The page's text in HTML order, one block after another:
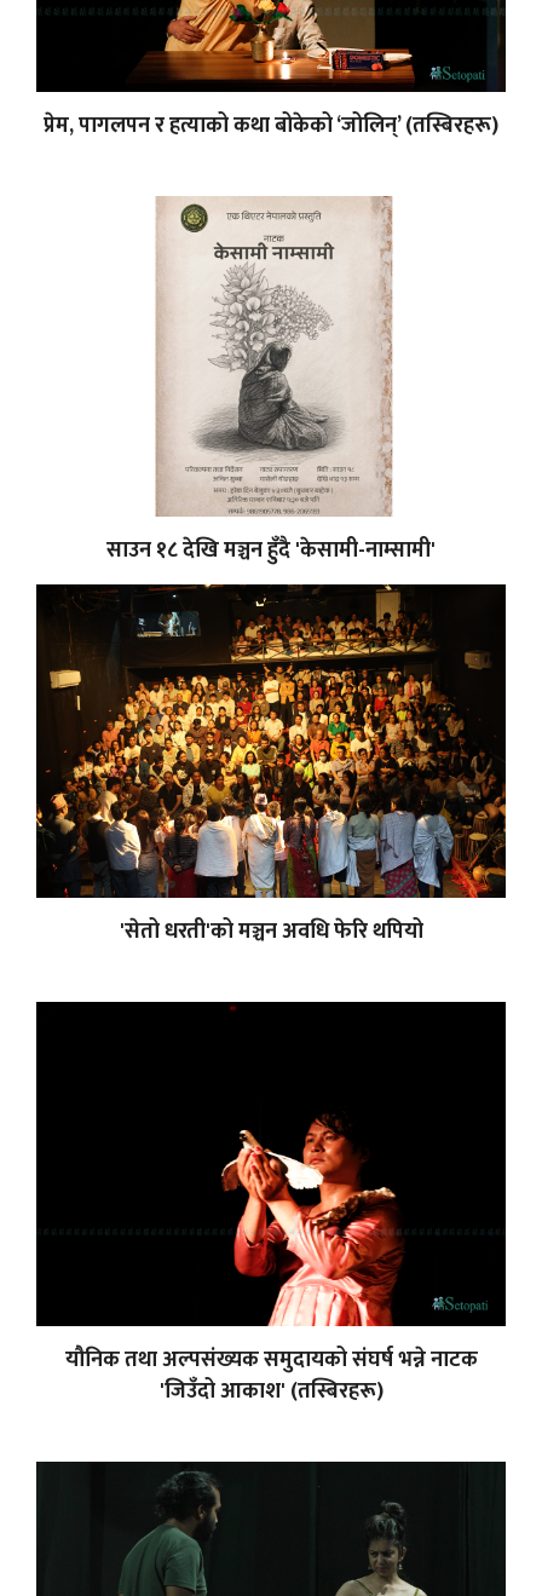
प्रेम, पागलपन र हत्याको कथा बोकेको ‘जोलिन्’ (तस्बिरहरू)
साउन १८ देखि मञ्चन हुँदै 'केसामी-नाम्सामी'
'सेतो धरती'को मञ्चन अवधि फेरि थपियो
यौनिक तथा अल्पसंख्यक समुदायको संघर्ष भन्ने नाटक
'जिउँदो आकाश' (तस्बिरहरू)